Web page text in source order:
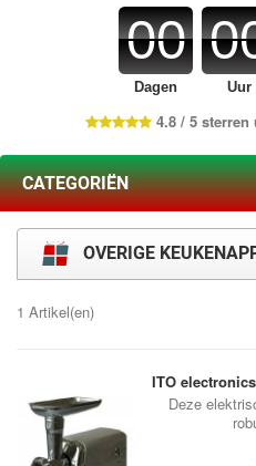
00
Dagen Uur
4.8 / 5 sterren
CATEGORIËN
OVERIGE
1 Artikel(en)
ITO
Deze